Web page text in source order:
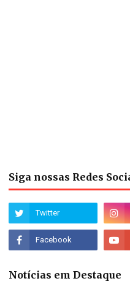
Siga nossas Redes
Notícias em Destaque